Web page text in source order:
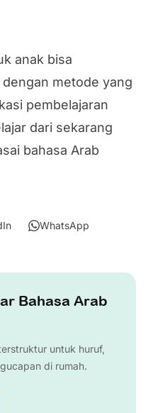
anak bisa
metode yang
pembelajaran
dari sekarang
bahasa Arab
WhatsApp
Bahasa Arab
untuk huruf,
di rumah.